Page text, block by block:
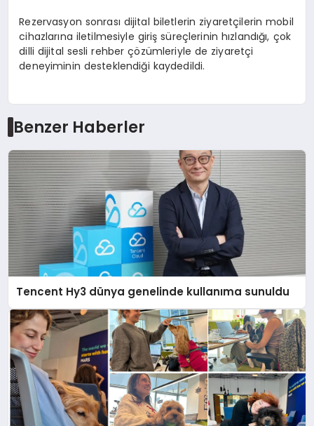
Rezervasyon sonrası dijital biletlerin ziyaretçilerin mobil
cihazlarına iletilmesiyle giriş süreçlerinin hızlandığı, çok
dilli dijital sesli rehber çözümleriyle de ziyaretçi
deneyiminin desteklendiği kaydedildi.
Benzer Haberler
Tencent Hy3 dünya genelinde kullanıma sunuldu